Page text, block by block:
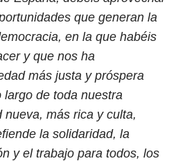
que generan la
en la que habéis
y que nos ha
más justa y próspera
de toda nuestra
más rica y culta,
la solidaridad, la
y el trabajo para todos, los